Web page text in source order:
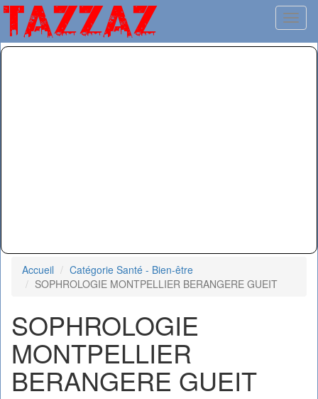
Accueil
Catégorie Santé - Bien-être
SOPHROLOGIE MONTPELLIER BERANGERE GUEIT
SOPHROLOGIE
MONTPELLIER
BERANGERE GUEIT